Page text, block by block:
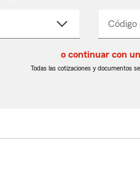
Código
_____
o continuar con
Todas las cotizaciones y documentos